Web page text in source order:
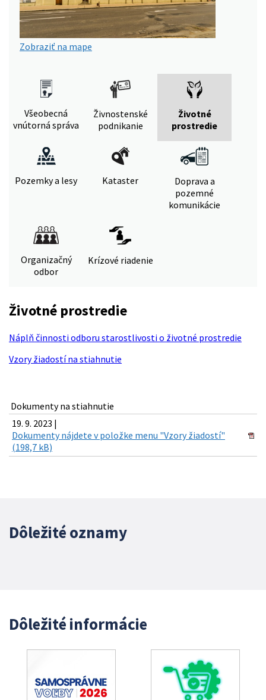
Zobraziť na mape
Všeobecná
vnútorná správa
Živnostenské
podnikanie
Životné
prostredie
Pozemky a lesy Kataster
Doprava a
pozemné
komunikácie
Organizačný
odbor
Krízové riadenie
Životné prostredie
Náplň činnosti odboru starostlivosti o životné prostredie
Vzory žiadostí na stiahnutie
Dokumenty na stiahnutie
19. 9. 2023 |
Dokumenty nájdete v položke menu "Vzory žiadostí"
(198,7 kB)
Dôležité oznamy
Dôležité informácie